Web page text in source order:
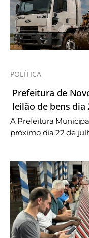
POLÍTICA
Prefeitura de
leilão de bens dia
A Prefeitura
próximo dia 22 de